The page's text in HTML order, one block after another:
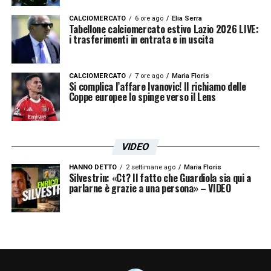
prossimi giorni saranno decisivi per capire se
uno dei due dossier potrà sbloccarsi o se il
club dovrà orientarsi verso soluzioni
alternative per rinforzare il centrocampo.
LEGGI ANCHE:Toth Lazio, c’è il sorpasso
del Bournemouth! Gli aggiornamenti
LA PLAYLIST DELLE NOSTRE TOP NEWS
CALCIOMERCATO 6 ore ago Elia Serra
Tabellone calciomercato estivo Lazio 2026 LIVE:
i trasferimenti in entrata e in uscita
CALCIOMERCATO 7 ore ago Maria Floris
Si complica l’affare Ivanovic! Il richiamo delle
Coppe europee lo spinge verso il Lens
VIDEO
HANNO DETTO 2 settimane ago Maria Floris
Silvestrin: «Ct? Il fatto che Guardiola sia qui a
parlarne è grazie a una persona» – VIDEO